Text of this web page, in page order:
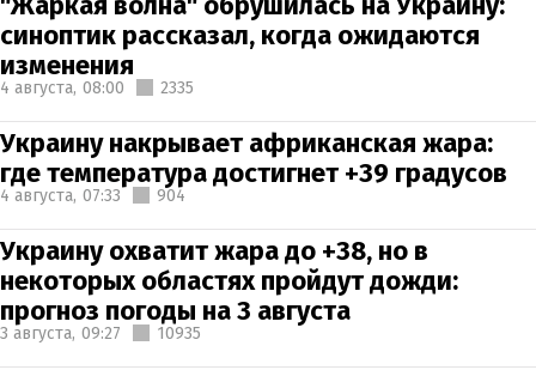
синоптик рассказал, когда ожидаются
изменения
4 августа, 08:00 2335
Украину накрывает африканская жара:
где температура достигнет +39 градусов
4 августа, 07:33 904
Украину охватит жара до +38, но в
некоторых областях пройдут дожди:
прогноз погоды на 3 августа
3 августа, 09:27 10935